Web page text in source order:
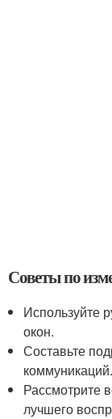
Советы по
Используйте
окон.
Составьте
коммуникаций.
Рассмотрите
лучшего